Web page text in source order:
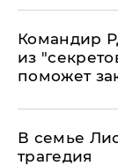
Командир
из
поможет
В семье
трагедия